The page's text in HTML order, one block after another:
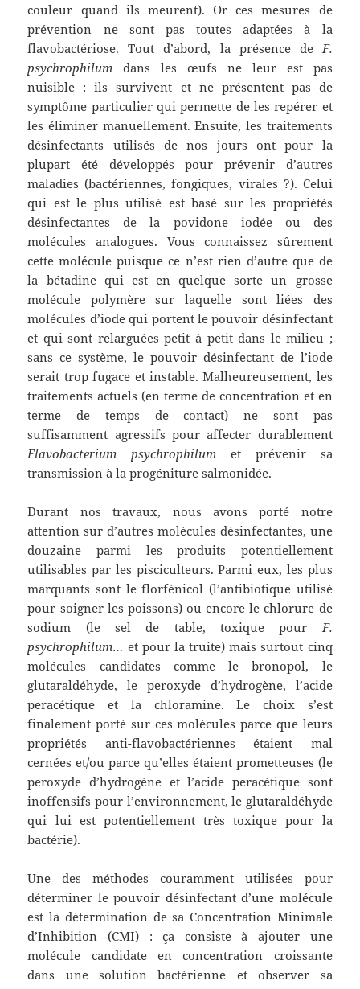
couleur quand ils meurent). Or ces mesures de
prévention ne sont pas toutes adaptées à la
flavobactériose. Tout d’abord, la présence de F.
psychrophilum dans les œufs ne leur est pas
nuisible : ils survivent et ne présentent pas de
symptôme particulier qui permette de les repérer et
les éliminer manuellement. Ensuite, les traitements
désinfectants utilisés de nos jours ont pour la
plupart été développés pour prévenir d’autres
maladies (bactériennes, fongiques, virales ?). Celui
qui est le plus utilisé est basé sur les propriétés
désinfectantes de la povidone iodée ou des
molécules analogues. Vous connaissez sûrement
cette molécule puisque ce n’est rien d’autre que de
la bétadine qui est en quelque sorte un grosse
molécule polymère sur laquelle sont liées des
molécules d’iode qui portent le pouvoir désinfectant
et qui sont relarguées petit à petit dans le milieu ;
sans ce système, le pouvoir désinfectant de l’iode
serait trop fugace et instable. Malheureusement, les
traitements actuels (en terme de concentration et en
terme de temps de contact) ne sont pas
suffisamment agressifs pour affecter durablement
Flavobacterium psychrophilum et prévenir sa
transmission à la progéniture salmonidée.
Durant nos travaux, nous avons porté notre
attention sur d’autres molécules désinfectantes, une
douzaine parmi les produits potentiellement
utilisables par les pisciculteurs. Parmi eux, les plus
marquants sont le florfénicol (l’antibiotique utilisé
pour soigner les poissons) ou encore le chlorure de
sodium (le sel de table, toxique pour F.
psychrophilum… et pour la truite) mais surtout cinq
molécules candidates comme le bronopol, le
glutaraldéhyde, le peroxyde d’hydrogène, l’acide
peracétique et la chloramine. Le choix s’est
finalement porté sur ces molécules parce que leurs
propriétés anti-flavobactériennes étaient mal
cernées et/ou parce qu’elles étaient prometteuses (le
peroxyde d’hydrogène et l’acide peracétique sont
inoffensifs pour l’environnement, le glutaraldéhyde
qui lui est potentiellement très toxique pour la
bactérie).
Une des méthodes couramment utilisées pour
déterminer le pouvoir désinfectant d’une molécule
est la détermination de sa Concentration Minimale
d’Inhibition (CMI) : ça consiste à ajouter une
molécule candidate en concentration croissante
dans une solution bactérienne et observer sa